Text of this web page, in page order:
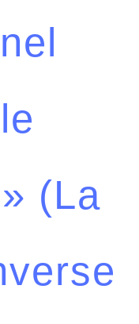
(La